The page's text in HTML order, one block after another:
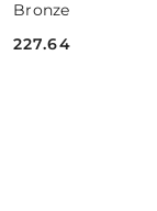
Bronze
Cena:
227.64